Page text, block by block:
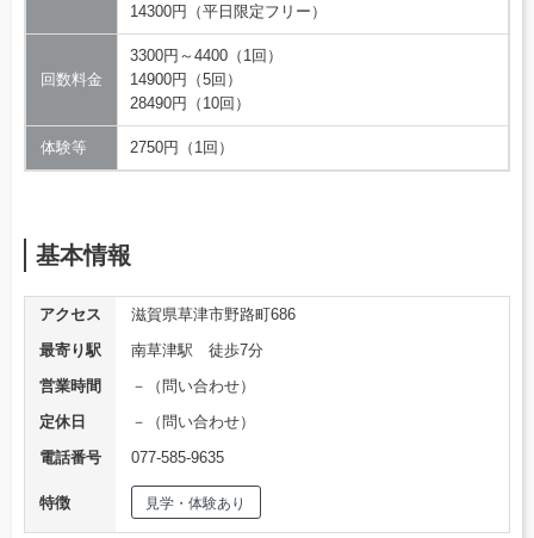
14300円（平日限定フリー）
回数料金
3300円～4400（1回）
14900円（5回）
28490円（10回）
体験等 2750円（1回）
基本情報
アクセス
滋賀県草津市野路町686
最寄り駅
南草津駅 徒歩7分
営業時間
－（問い合わせ）
定休日
－（問い合わせ）
電話番号
077-585-9635
特徴 見学・体験あり